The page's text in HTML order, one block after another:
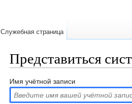
Представиться
Имя учётной записи
Служебная страница